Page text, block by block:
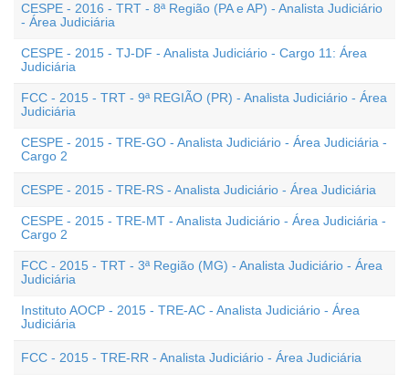
CESPE - 2016 - TRT - 8ª Região (PA e AP) - Analista Judiciário
- Área Judiciária
CESPE - 2015 - TJ-DF - Analista Judiciário - Cargo 11: Área
Judiciária
FCC - 2015 - TRT - 9ª REGIÃO (PR) - Analista Judiciário - Área
Judiciária
CESPE - 2015 - TRE-GO - Analista Judiciário - Área Judiciária -
Cargo 2
CESPE - 2015 - TRE-RS - Analista Judiciário - Área Judiciária
CESPE - 2015 - TRE-MT - Analista Judiciário - Área Judiciária -
Cargo 2
FCC - 2015 - TRT - 3ª Região (MG) - Analista Judiciário - Área
Judiciária
Instituto AOCP - 2015 - TRE-AC - Analista Judiciário - Área
Judiciária
FCC - 2015 - TRE-RR - Analista Judiciário - Área Judiciária